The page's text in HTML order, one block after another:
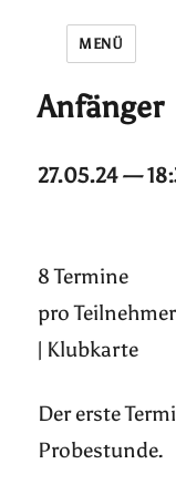
MENÜ
Anfänger
27.05.24 —
8 Termine
pro
| Klubkarte
Der erste
Probestunde.